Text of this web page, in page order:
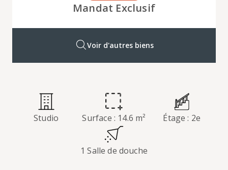
Mandat Exclusif
Voir d'autres biens
Studio Surface : 14.6 m² Étage : 2e
1 Salle de douche